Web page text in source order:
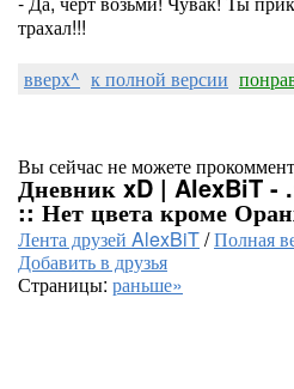
трахал!!!
вверх^ к полной версии
Вы сейчас не можете
Дневник xD | AlexBiT -
:: Нет цвета кроме
Лента друзей AlexBiT/Полная
Добавить в друзья
Страницы: раньше»